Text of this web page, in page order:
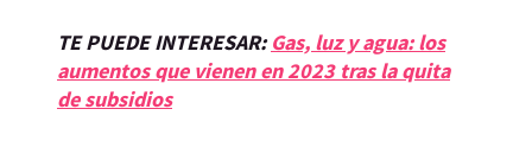
TE PUEDE INTERESAR:Gas, luz y agua: los
aumentos que vienen en 2023 tras la quita
de subsidios